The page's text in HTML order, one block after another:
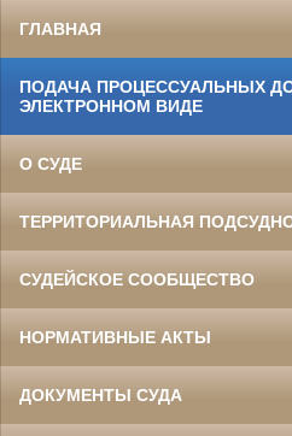
ГЛАВНАЯ
ПОДАЧА ПРОЦЕССУАЛЬНЫХ
ЭЛЕКТРОННОМ ВИДЕ
О СУДЕ
ТЕРРИТОРИАЛЬНАЯ
СУДЕЙСКОЕ СООБЩЕСТВО
НОРМАТИВНЫЕ АКТЫ
ДОКУМЕНТЫ СУДА